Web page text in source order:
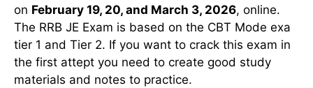
on February 19, 20, and March 3, 2026, online.
The RRB JE Exam is based on the CBT Mode exa
tier 1 and Tier 2. If you want to crack this exam in
the first attept you need to create good study
materials and notes to practice.